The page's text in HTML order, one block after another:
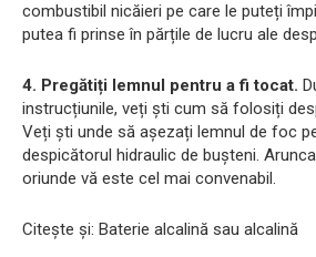
combustibil nicăieri pe care le puteți
putea fi prinse în părțile de lucru ale
4. Pregătiți lemnul pentru a fi tocat.
instrucțiunile, veți ști cum să folosiți
Veți ști unde să așezați lemnul de foc
despicătorul hidraulic de bușteni.
oriunde vă este cel mai convenabil.
Citește și: Baterie alcalină sau alcalină